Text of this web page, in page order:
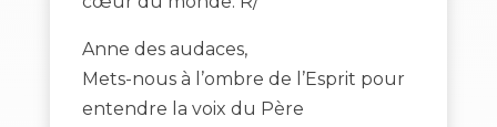
Anne des audaces,
Mets-nous à l’ombre de l’Esprit pour
entendre la voix du Père